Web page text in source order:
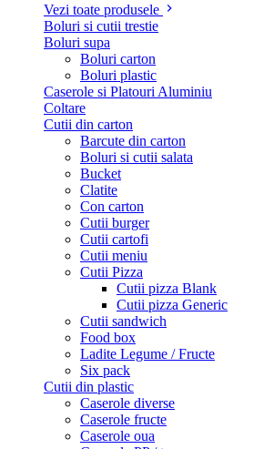
Vezi toate produsele
Boluri si cutii trestie
Boluri supa
Boluri carton
Boluri plastic
Caserole si Platouri Aluminiu
Coltare
Cutii din carton
Barcute din carton
Boluri si cutii salata
Bucket
Clatite
Con carton
Cutii burger
Cutii cartofi
Cutii meniu
Cutii Pizza
Cutii pizza Blank
Cutii pizza Generic
Cutii sandwich
Food box
Ladite Legume / Fructe
Six pack
Cutii din plastic
Caserole diverse
Caserole fructe
Caserole oua